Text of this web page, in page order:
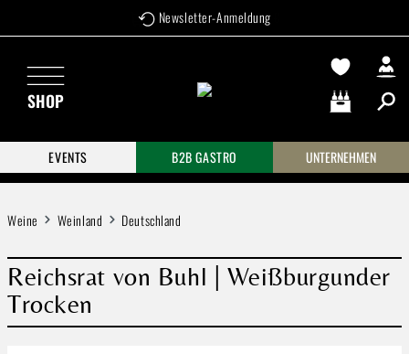
Zum Hauptinhalt springen Newsletter-Anmeldung
SHOP
Warenkorb
EVENTS
B2B GASTRO UNTERNEHMEN
Weine Weinland Deutschland
Reichsrat von Buhl | Weißburgunder
Trocken